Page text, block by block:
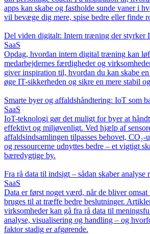
apps kan skabe og fastholde sunde vaner i
vil bevæge dig mere, spise bedre eller finde
Del viden digitalt: Intern træning der styrker
SaaS
Opdag, hvordan intern digital træning kan
medarbejdernes færdigheder og
giver inspiration til, hvordan du kan skabe
øge IT-sikkerheden og sikre en mere stabil
Smarte byer og affaldshåndtering: IoT som
SaaS
IoT-teknologi gør det muligt for byer at
effektivt og miljøvenligt. Ved hjælp af
affaldsindsamlingen tilpasses behovet, CO₂-
og ressourcerne udnyttes bedre – et vigtigt
bæredygtige by.
Fra rå data til indsigt – sådan skaber analyse
SaaS
Data er først noget værd, når de bliver
bruges til at træffe bedre beslutninger.
virksomheder kan gå fra rå data til
analyse, visualisering og handling – og
faktor stadig er afgørende.